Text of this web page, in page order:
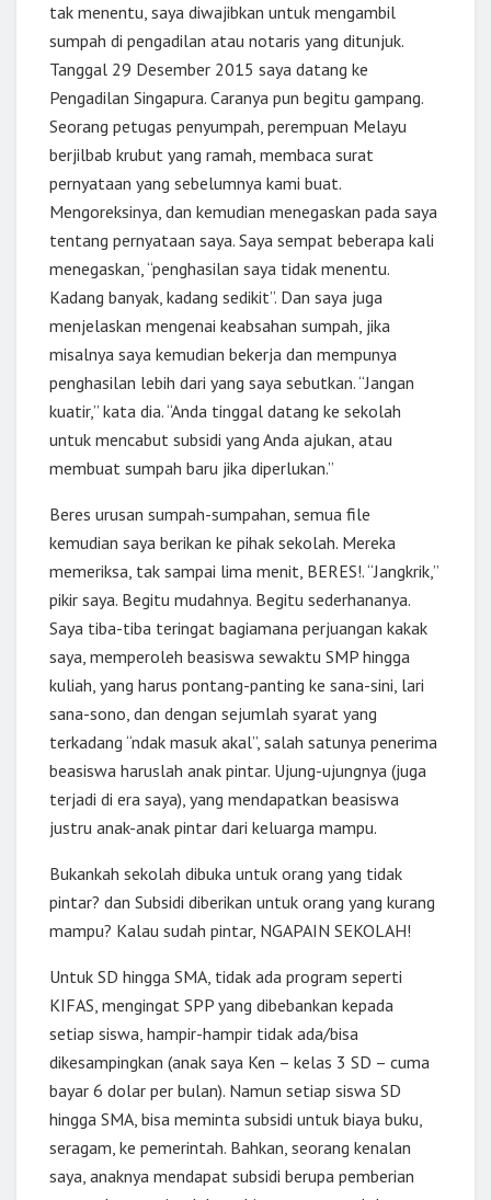
tak menentu, saya diwajibkan untuk mengambil
sumpah di pengadilan atau notaris yang ditunjuk.
Tanggal 29 Desember 2015 saya datang ke
Pengadilan Singapura. Caranya pun begitu gampang.
Seorang petugas penyumpah, perempuan Melayu
berjilbab krubut yang ramah, membaca surat
pernyataan yang sebelumnya kami buat.
Mengoreksinya, dan kemudian menegaskan pada saya
tentang pernyataan saya. Saya sempat beberapa kali
menegaskan, “penghasilan saya tidak menentu.
Kadang banyak, kadang sedikit”. Dan saya juga
menjelaskan mengenai keabsahan sumpah, jika
misalnya saya kemudian bekerja dan mempunya
penghasilan lebih dari yang saya sebutkan. “Jangan
kuatir,” kata dia. “Anda tinggal datang ke sekolah
untuk mencabut subsidi yang Anda ajukan, atau
membuat sumpah baru jika diperlukan.”
Beres urusan sumpah-sumpahan, semua file
kemudian saya berikan ke pihak sekolah. Mereka
memeriksa, tak sampai lima menit, BERES!. “Jangkrik,”
pikir saya. Begitu mudahnya. Begitu sederhananya.
Saya tiba-tiba teringat bagiamana perjuangan kakak
saya, memperoleh beasiswa sewaktu SMP hingga
kuliah, yang harus pontang-panting ke sana-sini, lari
sana-sono, dan dengan sejumlah syarat yang
terkadang “ndak masuk akal”, salah satunya penerima
beasiswa haruslah anak pintar. Ujung-ujungnya (juga
terjadi di era saya), yang mendapatkan beasiswa
justru anak-anak pintar dari keluarga mampu.
Bukankah sekolah dibuka untuk orang yang tidak
pintar? dan Subsidi diberikan untuk orang yang kurang
mampu? Kalau sudah pintar, NGAPAIN SEKOLAH!
Untuk SD hingga SMA, tidak ada program seperti
KIFAS, mengingat SPP yang dibebankan kepada
setiap siswa, hampir-hampir tidak ada/bisa
dikesampingkan (anak saya Ken – kelas 3 SD – cuma
bayar 6 dolar per bulan). Namun setiap siswa SD
hingga SMA, bisa meminta subsidi untuk biaya buku,
seragam, ke pemerintah. Bahkan, seorang kenalan
saya, anaknya mendapat subsidi berupa pemberian